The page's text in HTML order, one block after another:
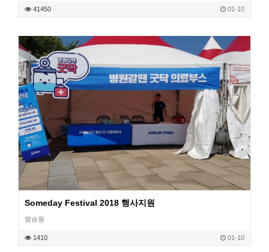
41450 01-10
Someday Festival 2018 행사지원
염승원
조회
1410 01-10